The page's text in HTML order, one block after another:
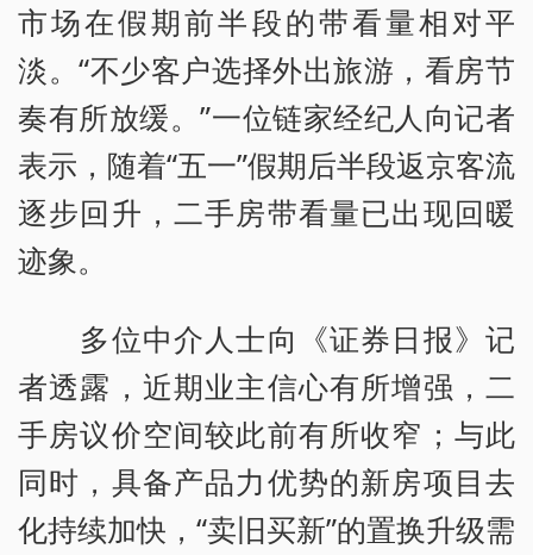
市场在假期前半段的带看量相对平
淡。“不少客户选择外出旅游，看房节
奏有所放缓。”一位链家经纪人向记者
表示，随着“五一”假期后半段返京客流
逐步回升，二手房带看量已出现回暖
迹象。
多位中介人士向《证券日报》记
者透露，近期业主信心有所增强，二
手房议价空间较此前有所收窄；与此
同时，具备产品力优势的新房项目去
化持续加快，“卖旧买新”的置换升级需